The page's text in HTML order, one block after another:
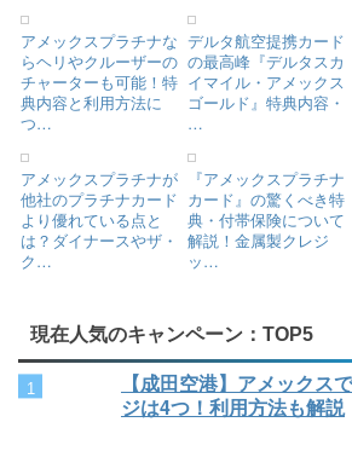
アメックスプラチナな
らヘリやクルーザーの
チャーターも可能！特
典内容と利用方法に
つ…
デルタ航空提携カード
の最高峰『デルタスカ
イマイル・アメックス
ゴールド』特典内容・
…
アメックスプラチナが
他社のプラチナカード
より優れている点と
は？ダイナースやザ・
ク…
『アメックスプラチナ
カード』の驚くべき特
典・付帯保険について
解説！金属製クレジ
ッ…
現在人気のキャンペーン：TOP5
【成田空港】アメックス
ジは4つ！利用方法も解説